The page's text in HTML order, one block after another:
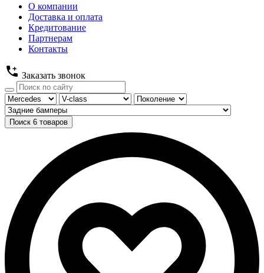
О компании
Доставка и оплата
Кредитование
Партнерам
Контакты
Заказать звонок
Поиск 6 товаров